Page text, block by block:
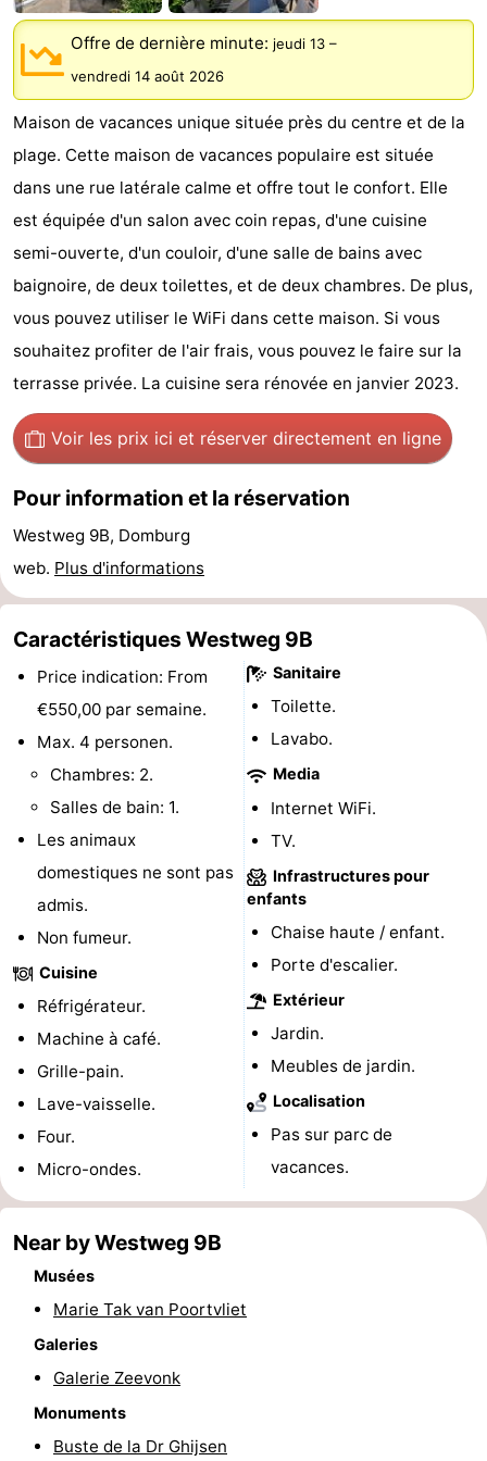
Voir
et
faire
Lieux
d'intérêt
-
Monuments
-
Moulins
Phares
-
de
vue
-
Terrains
jeux
de
intérieures
Bowling
-
mini-
bien-
Villages
Nature
Visites
guidées
Sports
Piscines
du
Randonnée
-
Manèges
-
de
golf
Peche
Sportive
-
Equitation
Conduite
l'anneau
Boire
Événements
Forum
Offre de dernière minute: jeudi 13 –
vendredi 14 août 2026
Maison de vacances unique située près du centre et de la
plage. Cette maison de vacances populaire est située
dans une rue latérale calme et offre tout le confort. Elle
est équipée d'un salon avec coin repas, d'une cuisine
semi-ouverte, d'un couloir, d'une salle de bains avec
baignoire, de deux toilettes, et de deux chambres. De plus,
vous pouvez utiliser le WiFi dans cette maison. Si vous
souhaitez profiter de l'air frais, vous pouvez le faire sur la
terrasse privée. La cuisine sera rénovée en janvier 2023.
Voir les prix ici et réserver directement en ligne
Pour information et la réservation
Westweg 9B, Domburg
web. Plus d'informations
Caractéristiques Westweg 9B
Price indication: From
€550,00 par semaine.
Max. 4 personen.
Chambres: 2.
Salles de bain: 1.
Les animaux
domestiques ne sont pas
admis.
Non fumeur.
Cuisine
Réfrigérateur.
Machine à café.
Grille-pain.
Lave-vaisselle.
Four.
Micro-ondes.
Sanitaire
Toilette.
Lavabo.
Media
Internet WiFi.
TV.
Infrastructures pour
enfants
Chaise haute / enfant.
Porte d'escalier.
Extérieur
Jardin.
Meubles de jardin.
Localisation
Pas sur parc de
vacances.
Near by Westweg 9B
Musées
Marie Tak van Poortvliet
Galeries
Galerie Zeevonk
Monuments
Buste de la Dr Ghijsen